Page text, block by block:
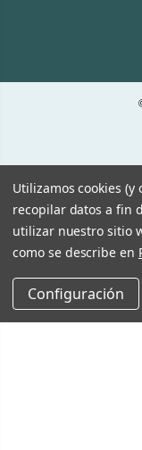
Utilizamos cookies
recopilar datos a fin
utilizar nuestro sitio
como se describe en
Configuración